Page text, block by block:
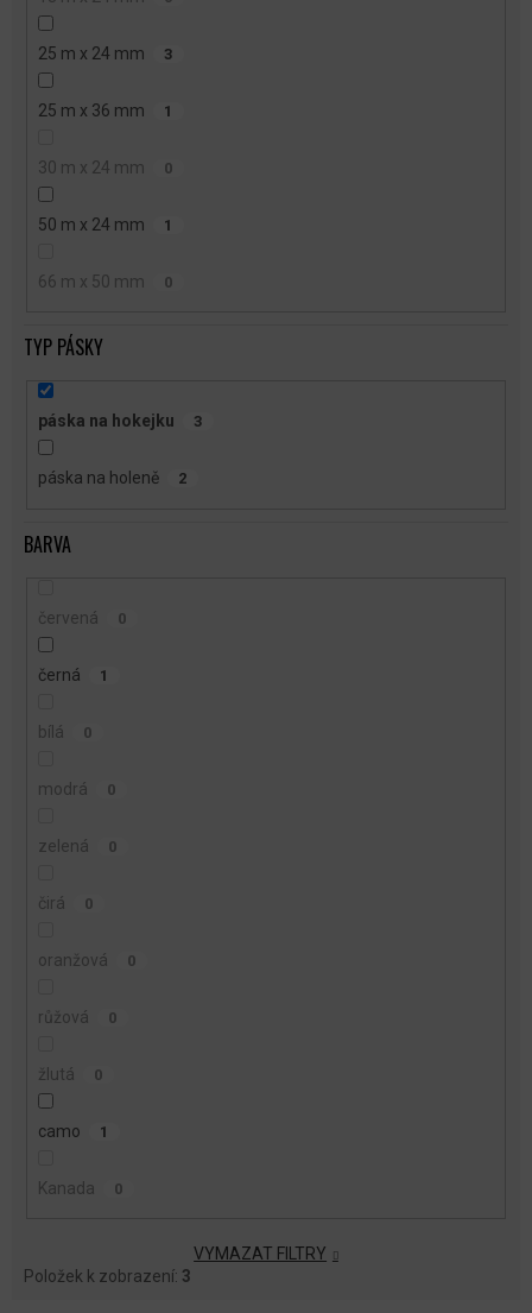
25 m x 24 mm 3
25 m x 36 mm 1
30 m x 24 mm 0
50 m x 24 mm 1
66 m x 50 mm 0
TYP PÁSKY
páska na hokejku 3
páska na holeně 2
BARVA
červená 0
černá 1
bílá 0
modrá 0
zelená 0
čirá 0
oranžová 0
růžová 0
žlutá 0
camo 1
Kanada 0
VYMAZAT FILTRY
Položek k zobrazení: 3